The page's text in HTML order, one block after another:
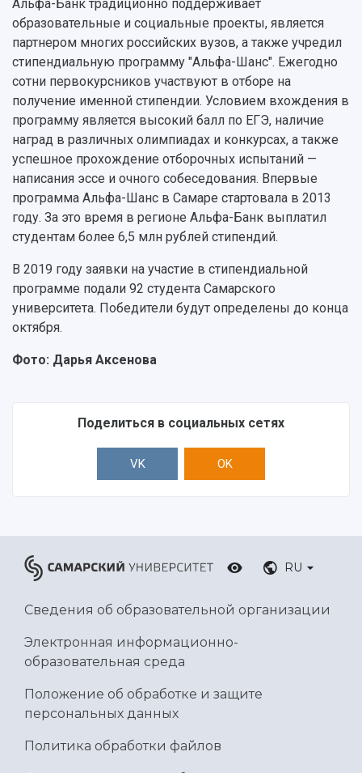
Альфа-Банк традиционно поддерживает
образовательные и социальные проекты, является
партнером многих российских вузов, а также учредил
стипендиальную программу "Альфа-Шанс". Ежегодно
сотни первокурсников участвуют в отборе на
получение именной стипендии. Условием вхождения в
программу является высокий балл по ЕГЭ, наличие
наград в различных олимпиадах и конкурсах, а также
успешное прохождение отборочных испытаний —
написания эссе и очного собеседования. Впервые
программа Альфа-Шанс в Самаре стартовала в 2013
году. За это время в регионе Альфа-Банк выплатил
студентам более 6,5 млн рублей стипендий.
В 2019 году заявки на участие в стипендиальной
программе подали 92 студента Самарского
университета. Победители будут определены до конца
октября.
Фото: Дарья Аксенова
Поделиться в социальных сетях
VK OK
RU
Сведения об образовательной организации
Электронная информационно-
образовательная среда
Положение об обработке и защите
персональных данных
Политика обработки файлов